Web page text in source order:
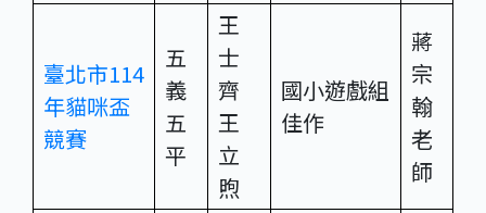
臺北市114
年貓咪盃
競賽
五
義
五
平
王
士
齊
王
立
煦
國小遊戲組
佳作
蔣
宗
翰
老
師